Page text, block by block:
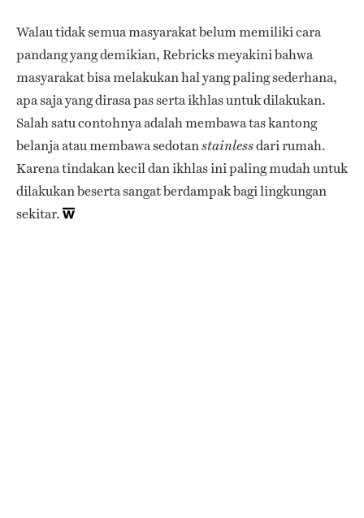
Walau tidak semua masyarakat belum memiliki cara
pandang yang demikian, Rebricks meyakini bahwa
masyarakat bisa melakukanhal yang paling sederhana,
apa saja yang dirasa pas serta ikhlas untuk dilakukan.
Salah satu contohnya adalah membawa tas kantong
belanja atau membawa sedotanstainlessdari rumah.
Karena tindakan kecil dan ikhlas ini paling mudah untuk
dilakukan beserta sangat berdampak bagi lingkungan
sekitar.